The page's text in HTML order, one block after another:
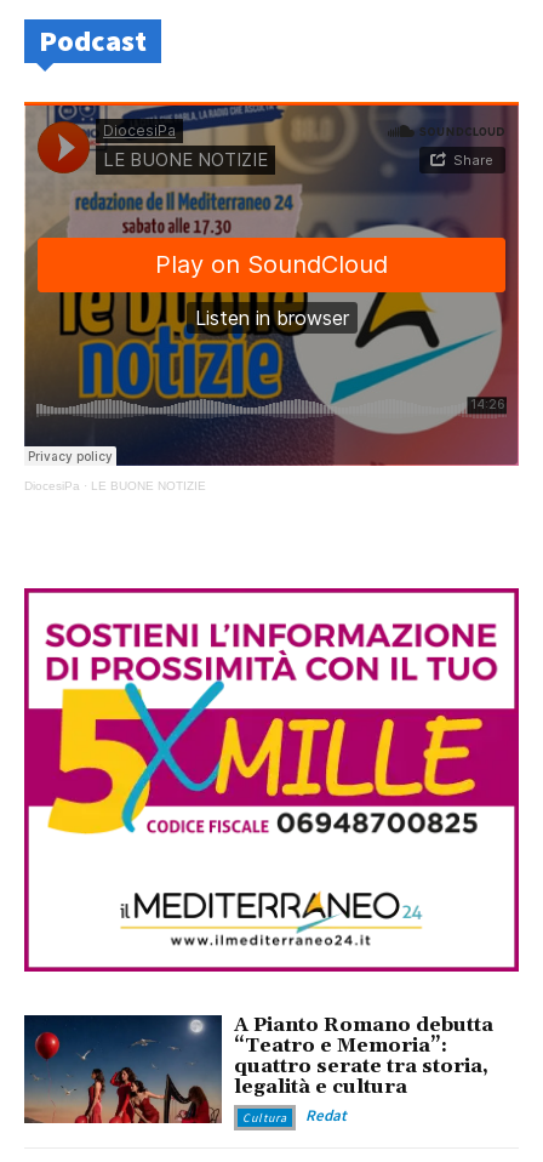
Podcast
DiocesiPa · LE BUONE NOTIZIE
A Pianto Romano debutta
“Teatro e Memoria”:
quattro serate tra storia,
legalità e cultura
Cultura Redat